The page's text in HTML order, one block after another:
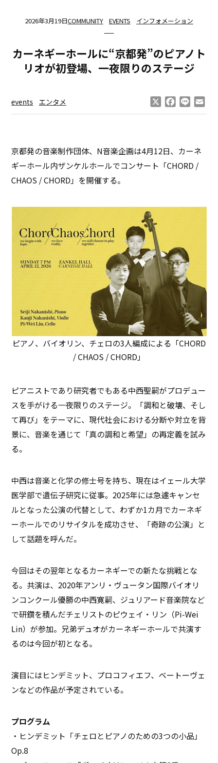
2026年3月19日COMMUNITY EVENTS インフォメーション
カーネギーホールに“京都発”のピアノト
リオが初登場、一夜限りのステージ
events エンタメ Facebook
Line
京都発の音楽制作団体、N音楽企画は4月12日、カーネ
ギーホール内ザンケルホールでコンサート「CHORD /
CHAOS / CHORD」を開催する。
ピアノ、バイオリン、チェロの3人編成による「CHORD
/ CHAOS / CHORD」
ピアニストであり研究者でもある中西聖嗣がプロデュー
スを手がける一夜限りのステージ。「調和と破壊、そし
て再び」をテーマに、現代社会における分断や対立を背
景に、音楽を通じて「真の調和と希望」の再定義を試み
る。
中西は音楽と化学の修士号を持ち、現在はイェール大学
医学部で遺伝子研究に従事。2025年には急遽キャンセ
ルとなった公演の代替として、わずか1カ月でカーネギ
ーホールでのリサイタルを成功させ、「奇跡の公演」と
して話題を呼んだ。
今回はその翌年となるカーネギーでの新たな挑戦とな
る。共演は、2020年アンリ・ヴュータン国際バイオリ
ンコンクール優勝の中西寛嗣、ジュリアード音楽院など
で研鑽を積んだチェリストのピウェイ・リン（Pi-Wei
Lin）が参加。兄弟デュオがカーネギーホールで共演す
るのは今回が初となる。
演目にはヒンデミット、プロコフィエフ、ベートーヴェ
ンなどの作品が予定されている。
プログラム
・ヒンデミット「チェロとピアノのための3つの小品」
Op.8